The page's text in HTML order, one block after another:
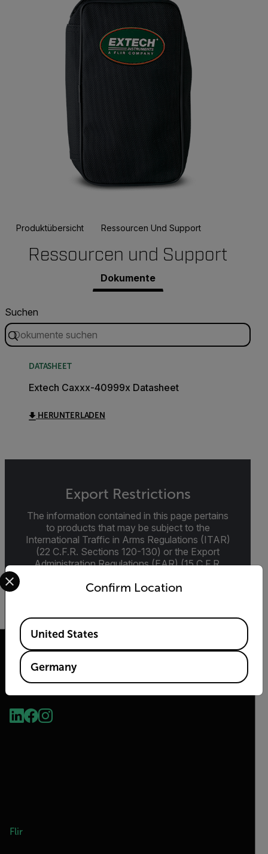
Produktübersicht Ressourcen Und Support
Ressourcen und Support
Dokumente
Suchen
DATASHEET
Extech Caxxx-40999x Datasheet
HERUNTERLADEN
Export Restrictions
The information contained in this page pertains
to products that may be subject to the
International Traffic in Arms Regulations (ITAR)
(22 C.F.R. Sections 120-130) or the Export
Administration Regulations (EAR) (15 C.F.R.
specifications for the final product; jurisdiction
Flir
Confirm Location
Select your preferred country and language from the
Available Locations
United States
Germany